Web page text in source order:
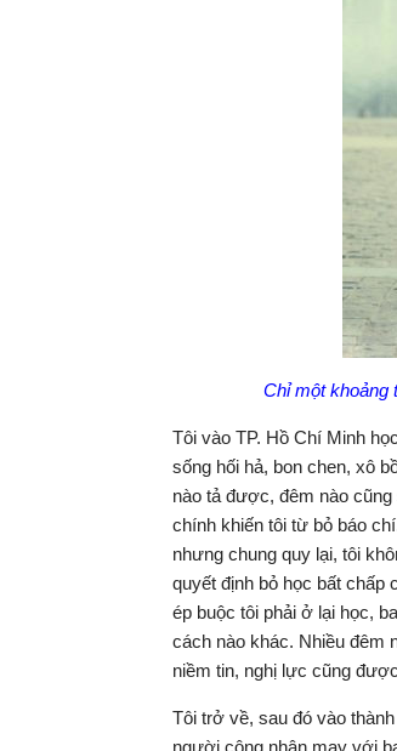
Chỉ một khoảng
Tôi vào TP. Hồ Chí Minh
sống hối hả, bon chen, xô
nào tả được, đêm nào
chính khiến tôi từ bỏ báo
nhưng chung quy lại, tôi
quyết định bỏ học bất chấp
ép buộc tôi phải ở lại học,
cách nào khác. Nhiều đêm
niềm tin, nghị lực cũng
Tôi trở về, sau đó vào
người công nhân may với